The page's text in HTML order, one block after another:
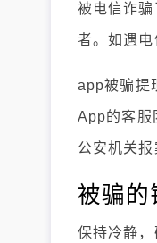
被电信诈
者。如遇
app被骗提
App的客服
公安机关报
被骗
保持冷静